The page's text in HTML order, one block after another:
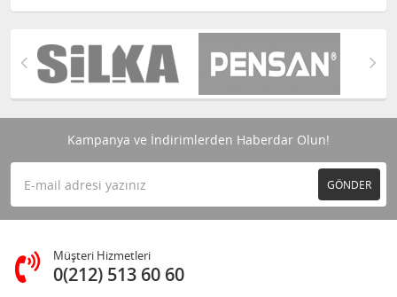
Kampanya ve İndirimlerden Haberdar Olun!
GÖNDER
Müşteri Hizmetleri
0(212) 513 60 60